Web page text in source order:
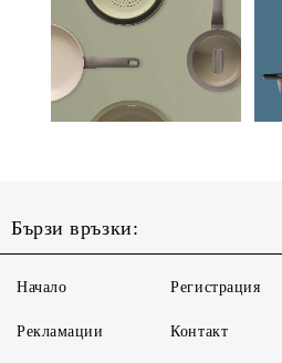
Бързи връзки:
Начало
Рекламации
Регистрация
Контакт